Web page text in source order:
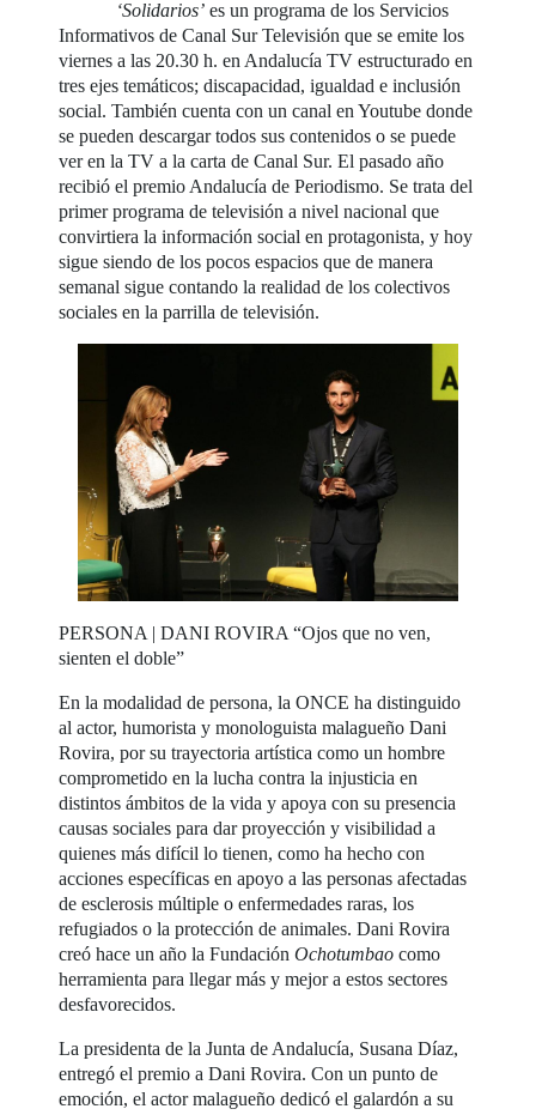
‘Solidarios’ es un programa de los Servicios
Informativos de Canal Sur Televisión que se emite los
viernes a las 20.30 h. en Andalucía TV estructurado en
tres ejes temáticos; discapacidad, igualdad e inclusión
social. También cuenta con un canal en Youtube donde
se pueden descargar todos sus contenidos o se puede
ver en la TV a la carta de Canal Sur. El pasado año
recibió el premio Andalucía de Periodismo. Se trata del
primer programa de televisión a nivel nacional que
convirtiera la información social en protagonista, y hoy
sigue siendo de los pocos espacios que de manera
semanal sigue contando la realidad de los colectivos
sociales en la parrilla de televisión.
PERSONA | DANI ROVIRA “Ojos que no ven,
sienten el doble”
En la modalidad de persona, la ONCE ha distinguido
al actor, humorista y monologuista malagueño Dani
Rovira, por su trayectoria artística como un hombre
comprometido en la lucha contra la injusticia en
distintos ámbitos de la vida y apoya con su presencia
causas sociales para dar proyección y visibilidad a
quienes más difícil lo tienen, como ha hecho con
acciones específicas en apoyo a las personas afectadas
de esclerosis múltiple o enfermedades raras, los
refugiados o la protección de animales. Dani Rovira
creó hace un año la FundaciónOchotumbao como
herramienta para llegar más y mejor a estos sectores
desfavorecidos.
La presidenta de la Junta de Andalucía, Susana Díaz,
entregó el premio a Dani Rovira. Con un punto de
emoción, el actor malagueño dedicó el galardón a su